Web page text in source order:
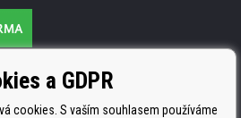
a GDPR
cookies. S vaším souhlasem používáme